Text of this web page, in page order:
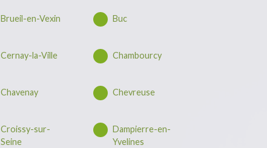
Brueil-en-Vexin Buc
Cernay-la-Ville Chambourcy
Chavenay Chevreuse
Croissy-sur-
Seine
Dampierre-en-
Yvelines